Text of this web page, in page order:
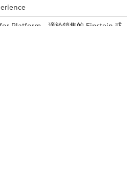
Platform、適於銷售的 Einstein 或